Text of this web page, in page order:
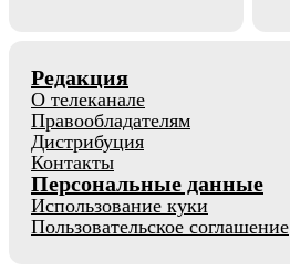
Редакция
О телеканале
Правообладателям
Дистрибуция
Контакты
Персональные данные
Использование куки
Пользовательское соглашение